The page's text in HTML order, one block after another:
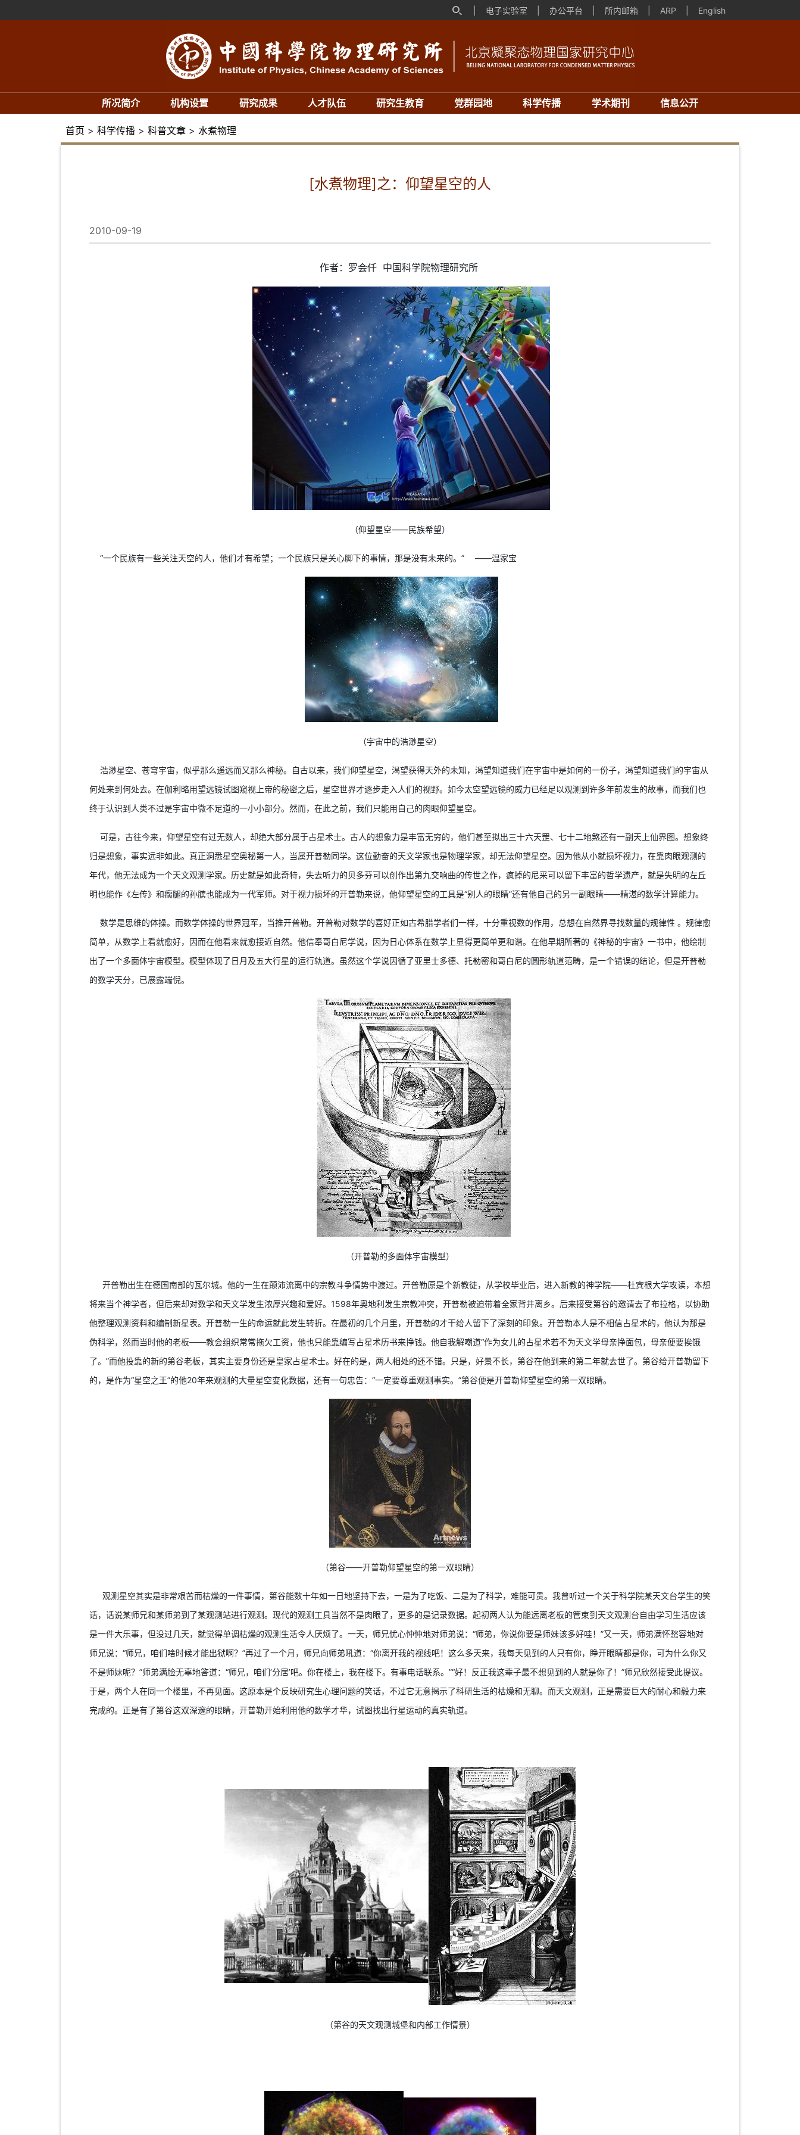
电子实验室 办公平台 所内邮箱 ARP English
所况简介 机构设置 研究成果 人才队伍 研究生教育 党群园地 科学传播 学术期刊 信息公开
首页 > 科学传播 > 科普文章 > 水煮物理
[水煮物理]之：仰望星空的人
2010-09-19
作者：罗会仟 中国科学院物理研究所
（仰望星空——民族希望）
“一个民族有一些关注天空的人，他们才有希望；一个民族只是关心脚下的事情，那是没有未来的。” ——温家宝
（宇宙中的浩渺星空）
浩渺星空、苍穹宇宙，似乎那么遥远而又那么神秘。自古以来，我们仰望星空，渴望获得天外的未知，渴望知道我们在宇宙中是如何的一份子，渴望知道我们的宇宙从
何处来到何处去。在伽利略用望远镜试图窥视上帝的秘密之后，星空世界才逐步走入人们的视野。如今太空望远镜的威力已经足以观测到许多年前发生的故事，而我们也
终于认识到人类不过是宇宙中微不足道的一小小部分。然而，在此之前，我们只能用自己的肉眼仰望星空。
可是，古往今来，仰望星空有过无数人，却绝大部分属于占星术士。古人的想象力是丰富无穷的，他们甚至拟出三十六天罡、七十二地煞还有一副天上仙界图。想象终
归是想象，事实远非如此。真正洞悉星空奥秘第一人，当属开普勒同学。这位勤奋的天文学家也是物理学家，却无法仰望星空。因为他从小就损坏视力，在靠肉眼观测的
年代，他无法成为一个天文观测学家。历史就是如此奇特，失去听力的贝多芬可以创作出第九交响曲的传世之作，疯掉的尼采可以留下丰富的哲学遗产，就是失明的左丘
明也能作《左传》和瘸腿的孙膑也能成为一代军师。对于视力损坏的开普勒来说，他仰望星空的工具是“别人的眼睛”还有他自己的另一副眼睛——精湛的数学计算能力。
数学是思维的体操。而数学体操的世界冠军，当推开普勒。开普勒对数学的喜好正如古希腊学者们一样，十分重视数的作用，总想在自然界寻找数量的规律性 。规律愈
简单，从数学上看就愈好，因而在他看来就愈接近自然。他信奉哥白尼学说，因为日心体系在数学上显得更简单更和谐。在他早期所著的《神秘的宇宙》一书中，他绘制
出了一个多面体宇宙模型。模型体现了日月及五大行星的运行轨道。虽然这个学说因循了亚里士多德、托勒密和哥白尼的圆形轨道范畴，是一个错误的结论，但是开普勒
的数学天分，已展露端倪。
（开普勒的多面体宇宙模型）
开普勒出生在德国南部的瓦尔城。他的一生在颠沛流离中的宗教斗争情势中渡过。开普勒原是个新教徒，从学校毕业后，进入新教的神学院——杜宾根大学攻读，本想
将来当个神学者，但后来却对数学和天文学发生浓厚兴趣和爱好。1598年奥地利发生宗教冲突，开普勒被迫带着全家背井离乡。后来接受第谷的邀请去了布拉格，以协助
他整理观测资料和编制新星表。开普勒一生的命运就此发生转折。在最初的几个月里，开普勒的才干给人留下了深刻的印象。开普勒本人是不相信占星术的，他认为那是
伪科学，然而当时他的老板——教会组织常常拖欠工资，他也只能靠编写占星术历书来挣钱。他自我解嘲道“作为女儿的占星术若不为天文学母亲挣面包，母亲便要挨饿
了。”而他投靠的新的第谷老板，其实主要身份还是皇家占星术士。好在的是，两人相处的还不错。只是，好景不长，第谷在他到来的第二年就去世了。第谷给开普勒留下
的，是作为“星空之王”的他20年来观测的大量星空变化数据，还有一句忠告：“一定要尊重观测事实。”第谷便是开普勒仰望星空的第一双眼睛。
（第谷——开普勒仰望星空的第一双眼睛）
观测星空其实是非常艰苦而枯燥的一件事情，第谷能数十年如一日地坚持下去，一是为了吃饭、二是为了科学，难能可贵。我曾听过一个关于科学院某天文台学生的笑
话，话说某师兄和某师弟到了某观测站进行观测。现代的观测工具当然不是肉眼了，更多的是记录数据。起初两人认为能远离老板的管束到天文观测台自由学习生活应该
是一件大乐事，但没过几天，就觉得单调枯燥的观测生活令人厌烦了。一天，师兄忧心忡忡地对师弟说：“师弟，你说你要是师妹该多好哇！”又一天，师弟满怀愁容地对
师兄说：“师兄，咱们啥时候才能出狱啊？”再过了一个月，师兄向师弟吼道：“你离开我的视线吧！这么多天来，我每天见到的人只有你，睁开眼睛都是你，可为什么你又
不是师妹呢？”师弟满脸无辜地答道：“师兄，咱们‘分居’吧。你在楼上，我在楼下。有事电话联系。”“好！反正我这辈子最不想见到的人就是你了！”师兄欣然接受此提议。
于是，两个人在同一个楼里，不再见面。这原本是个反映研究生心理问题的笑话，不过它无意揭示了科研生活的枯燥和无聊。而天文观测，正是需要巨大的耐心和毅力来
完成的。正是有了第谷这双深邃的眼睛，开普勒开始利用他的数学才华，试图找出行星运动的真实轨道。
（第谷的天文观测城堡和内部工作情景）